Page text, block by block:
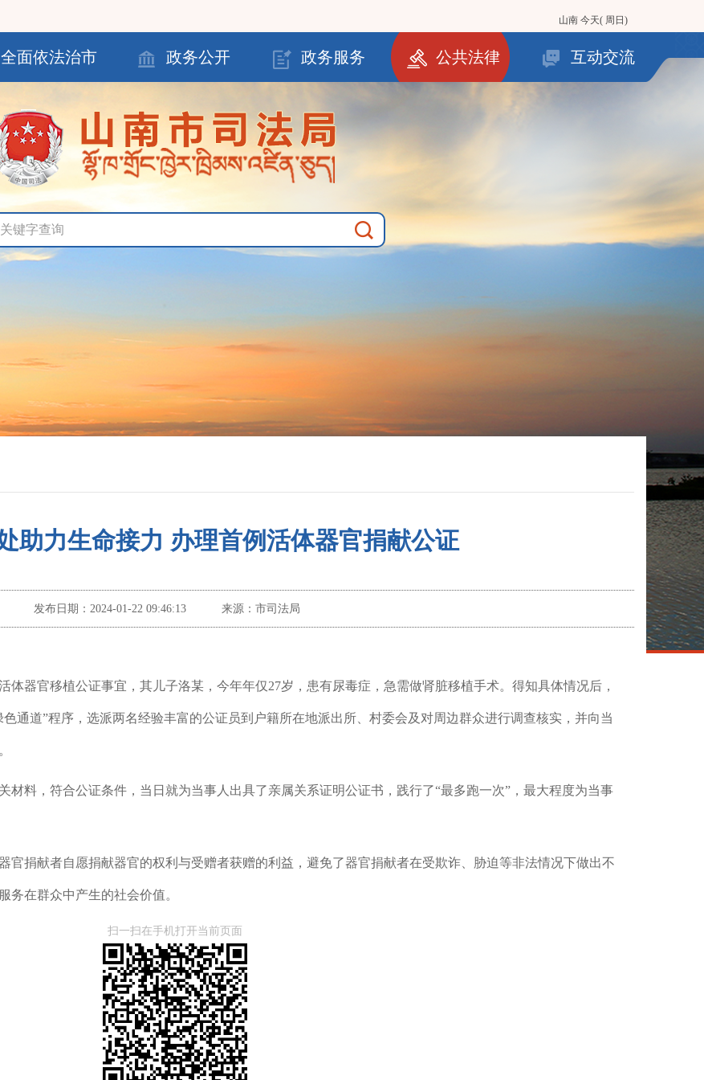
山南 今天( 周日)
全面依法治市 政务公开 政务服务 公共法律 互动交流
助力生命接力 办理首例活体器官捐献公证
发布日期： 2024-01-22 09:46:13 来源： 市司法局
体器官移植公证事宜，其儿子洛某，今年年仅27岁，患有尿毒症，急需做肾脏移植手术。 得知具体情况后，
色通道”程序 ， 选派两名经验丰富的公证员到户籍所在地派出所 村委会及对周边群众进行调查核实，并向当
。
材料， 符合公证条件， 当日 就为当事人出具了亲属关系证明公证书， 践行了“最多跑一次”，最大程度为当事
官捐献者自愿捐献器官的权利 与受赠者获赠的利益 ，避免了器官捐献者在受欺诈、胁迫等非法情况下做出不
服务在群众中产生的社会价值。
扫一扫在手机打开当前页面